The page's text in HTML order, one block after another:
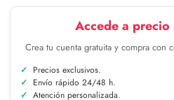
Accede a
Crea tu cuenta gratuita y compra con
Precios exclusivos.
Envío rápido 24/48 h.
Atención personalizada.